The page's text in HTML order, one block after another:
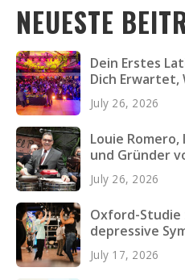
NEUESTE
Dein Erstes
Dich Erwartet,
und Was Du
July 26, 2026
Louie
und Gründer
July 26, 2026
Oxford-Studie
depressive
Erwachsenen
July 17, 2026